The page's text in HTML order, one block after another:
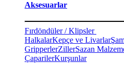
Aksesuarlar
Fırdöndüler / Klipsler
HalkalarKepçe ve Livarlar
GripperlerZillerSazan
ÇaparilerKurşunlar